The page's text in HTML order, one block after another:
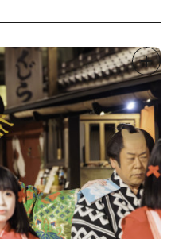
ター
つるし雛展示
館
お雛様を展示し、ご宿泊のお